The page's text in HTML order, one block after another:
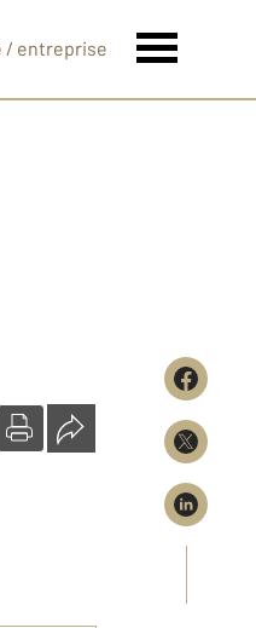
/ entreprise